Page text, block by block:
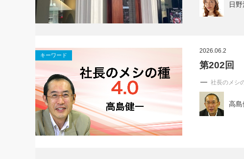
日
キーワード
2026.06.2
第202回
社長のメシ
高島